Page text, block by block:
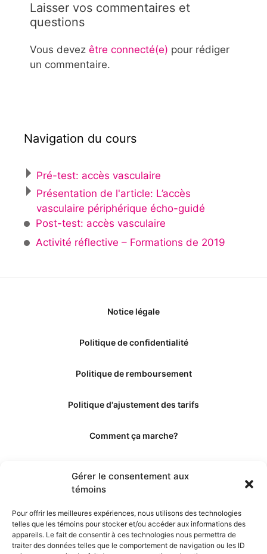
Gérer le consentement aux
témoins
Pour offrir les meilleures expériences, nous utilisons des technologies
telles que les témoins pour stocker et/ou accéder aux informations des
appareils. Le fait de consentir à ces technologies nous permettra de
traiter des données telles que le comportement de navigation ou les ID
Laisser vos commentaires et
questions
Vous devez être connecté(e) pour rédiger
un commentaire.
Navigation du cours
Pré-test: accès vasculaire
Présentation de l'article: L’accès
vasculaire périphérique écho-guidé
Post-test: accès vasculaire
Activité réflective – Formations de 2019
Notice légale
Politique de confidentialité
Politique de remboursement
Politique d'ajustement des tarifs
Comment ça marche?
Les éditeurs